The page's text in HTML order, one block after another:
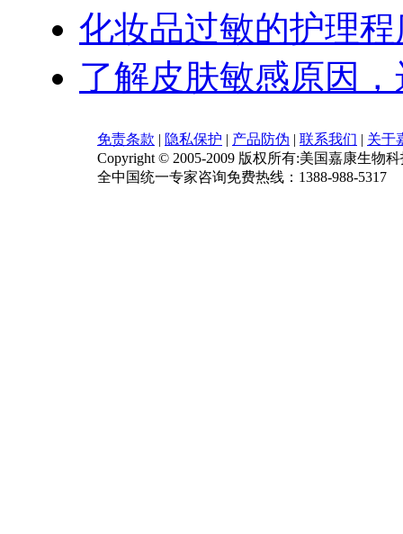
化妆品过敏的护理程
了解皮肤敏感原因
免责条款 | 隐私保护 | 产品防伪 | 联系我们 | 关于
Copyright © 2005-2009 版权所有:美国嘉康生物
全中国统一专家咨询免费热线：1388-988-5317